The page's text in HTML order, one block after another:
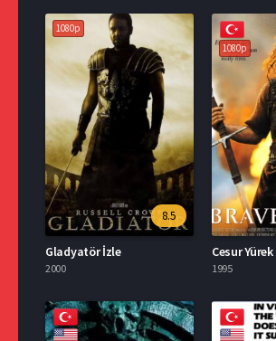
1080p
8.5
Gladyatör İzle
2000
1080p
Cesur
1995